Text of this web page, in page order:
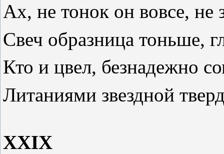
Ах, не тонок он вовсе, не
Свеч образница тоньше,
Кто и цвел, безнадежно
Литаниями звездной
XXIX